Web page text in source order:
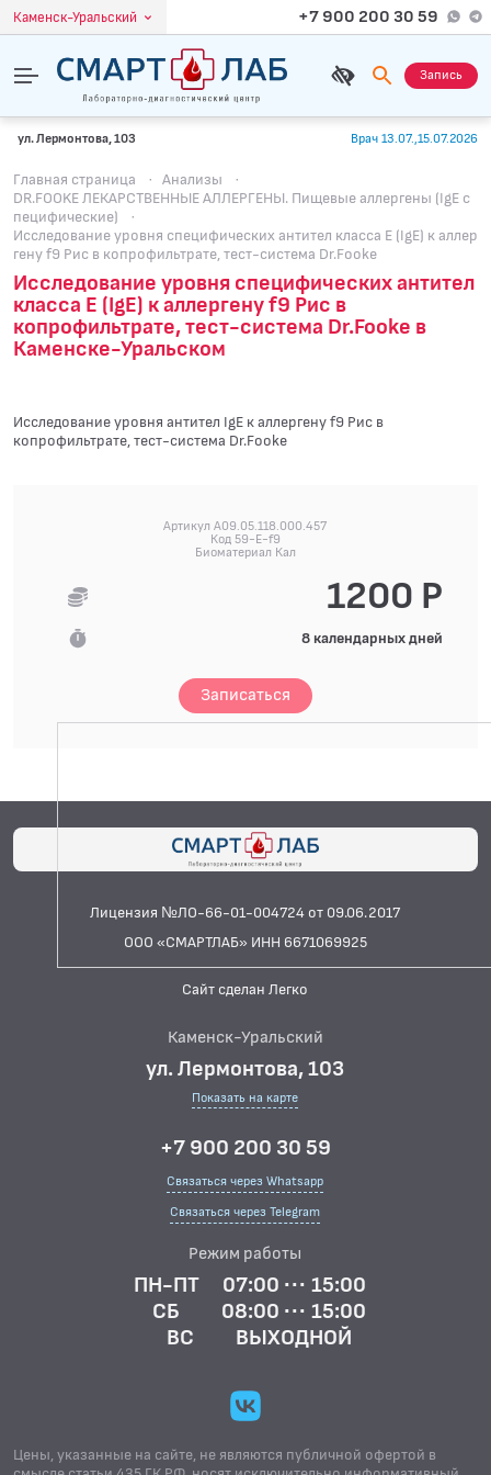
Каменск-Уральский +7 900 200 30 59
Запись
ул. Лермонтова, 103 Врач 13.07.,15.07.2026
Главная страница · Анализы
·
DR.FOOKE ЛЕКАРСТВЕННЫЕ АЛЛЕРГЕНЫ. Пищевые аллергены (IgE с
пецифические)
·
Исследование уровня специфических антител класса E (IgE) к аллер
гену f9 Рис в копрофильтрате, тест-система Dr.Fooke
Исследование уровня специфических антител
класса E (IgE) к аллергену f9 Рис в
копрофильтрате, тест-система Dr.Fooke в
Каменске-Уральском
Исследование уровня антител IgE к аллергену f9 Рис в
копрофильтрате, тест-система Dr.Fooke
Артикул A09.05.118.000.457
Код 59-E-f9
Биоматериал Кал
1200 Р
8 календарных дней
Записаться
Лицензия №ЛО-66-01-004724 от 09.06.2017
ООО «СМАРТЛАБ» ИНН 6671069925
Сайт сделан Легко
Каменск-Уральский
ул. Лермонтова, 103
Показать на карте
+7 900 200 30 59
Связаться через Whatsapp
Связаться через Telegram
Режим работы
ПН-ПТ
07:00 ··· 15:00
СБ
08:00 ··· 15:00
ВС
ВЫХОДНОЙ
Цены, указанные на сайте, не являются публичной офертой в